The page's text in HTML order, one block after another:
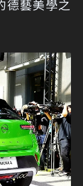
德藝美學之